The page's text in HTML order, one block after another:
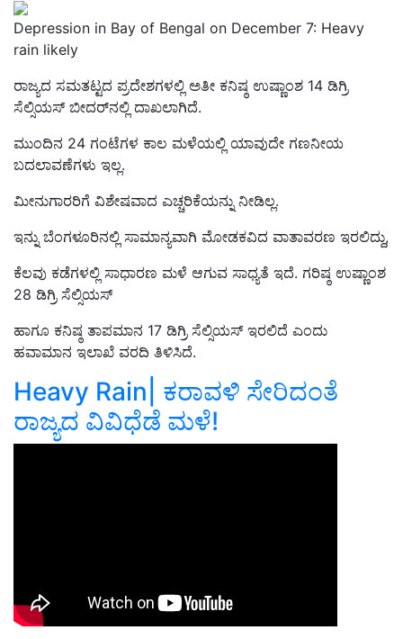
Depression in Bay of Bengal on December 7: Heavy
rain likely
ರಾಜ್ಯದ ಸಮತಟ್ಟದ ಪ್ರದೇಶಗಳಲ್ಲಿ ಅತೀ ಕನಿಷ್ಠ ಉಷ್ಣಾಂಶ 14 ಡಿಗ್ರಿ
ಸೆಲ್ಸಿಯಸ್‌ ಬೀದರ್‌ನಲ್ಲಿ ದಾಖಲಾಗಿದೆ.
ಮುಂದಿನ 24 ಗಂಟೆಗಳ ಕಾಲ ಮಳೆಯಲ್ಲಿ ಯಾವುದೇ ಗಣನೀಯ
ಬದಲಾವಣೆಗಳು ಇಲ್ಲ.
ಮೀನುಗಾರರಿಗೆ ವಿಶೇಷವಾದ ಎಚ್ಚರಿಕೆಯನ್ನು ನೀಡಿಲ್ಲ.
ಇನ್ನು ಬೆಂಗಳೂರಿನಲ್ಲಿ ಸಾಮಾನ್ಯವಾಗಿ ಮೋಡಕವಿದ ವಾತಾವರಣ ಇರಲಿದ್ದು,
ಕೆಲವು ಕಡೆಗಳಲ್ಲಿ ಸಾಧಾರಣ ಮಳೆ ಆಗುವ ಸಾಧ್ಯತೆ ಇದೆ. ಗರಿಷ್ಠ ಉಷ್ಣಾಂಶ
28 ಡಿಗ್ರಿ ಸೆಲ್ಸಿಯಸ್‌
ಹಾಗೂ ಕನಿಷ್ಠ ತಾಪಮಾನ 17 ಡಿಗ್ರಿ ಸೆಲ್ಸಿಯಸ್‌ ಇರಲಿದೆ ಎಂದು
ಹವಾಮಾನ ಇಲಾಖೆ ವರದಿ ತಿಳಿಸಿದೆ.
Heavy Rain| ಕರಾವಳಿ ಸೇರಿದಂತೆ
ರಾಜ್ಯದ ವಿವಿಧೆಡೆ ಮಳೆ!